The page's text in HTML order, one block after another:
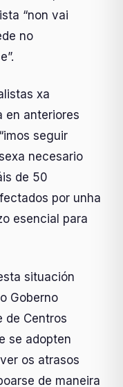
“non vai
no
xa
en anteriores
seguir
necesario
de 50
por unha
esencial para
situación
Goberno
de Centros
se adopten
os atrasos
de maneira